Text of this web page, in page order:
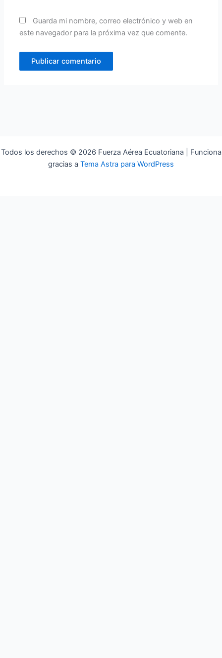
Guarda mi nombre, correo electrónico y web en
este navegador para la próxima vez que comente.
Todos los derechos © 2026 Fuerza Aérea Ecuatoriana | Funciona
gracias a Tema Astra para WordPress